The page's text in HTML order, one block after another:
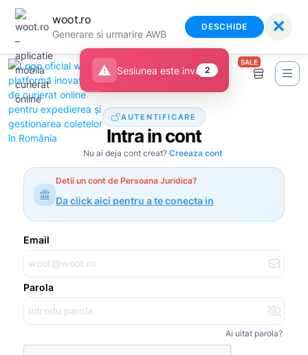
woot.ro
Generare si urmarire AWB
DESCHIDE ✕
SALE
AUTENTIFICARE
Intra in cont
Nu ai deja cont creat? Creeaza cont
Detii un cont de Persoana Juridica?
Da click aici pentru a te conecta in
Email
Parola
Ai uitat parola?
warning Sesiunea este invalida
2